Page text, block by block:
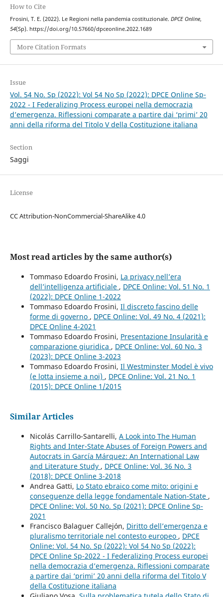
How to Cite
Frosini, T. E. (2022). Le Regioni nella pandemia costituzionale. DPCE Online,
54(Sp). https://doi.org/10.57660/dpceonline.2022.1689
More Citation Formats
Issue
Vol. 54 No. Sp (2022): Vol 54 No Sp (2022): DPCE Online Sp-
2022 - I Federalizing Process europei nella democrazia
d’emergenza. Riflessioni comparate a partire dai ‘primi’ 20
anni della riforma del Titolo V della Costituzione italiana
Section
Saggi
License
CC Attribution-NonCommercial-ShareAlike 4.0
Most read articles by the same author(s)
Tommaso Edoardo Frosini, La privacy nell’era
dell’intelligenza artificiale , DPCE Online: Vol. 51 No. 1
(2022): DPCE Online 1-2022
Tommaso Edoardo Frosini, Il discreto fascino delle
forme di governo , DPCE Online: Vol. 49 No. 4 (2021):
DPCE Online 4-2021
Tommaso Edoardo Frosini, Presentazione Insularità e
comparazione giuridica , DPCE Online: Vol. 60 No. 3
(2023): DPCE Online 3-2023
Tommaso Edoardo Frosini, Il Westminster Model è vivo
(e lotta insieme a noi) , DPCE Online: Vol. 21 No. 1
(2015): DPCE Online 1/2015
Similar Articles
Nicolás Carrillo-Santarelli, A Look into The Human
Rights and Inter-State Abuses of Foreign Powers and
Autocrats in García Márquez: An International Law
and Literature Study , DPCE Online: Vol. 36 No. 3
(2018): DPCE Online 3-2018
Andrea Gatti, Lo Stato ebraico come mito: origini e
conseguenze della legge fondamentale Nation-State ,
DPCE Online: Vol. 50 No. Sp (2021): DPCE Online Sp-
2021
Francisco Balaguer Callejón, Diritto dell’emergenza e
pluralismo territoriale nel contesto europeo , DPCE
Online: Vol. 54 No. Sp (2022): Vol 54 No Sp (2022):
DPCE Online Sp-2022 - I Federalizing Process europei
nella democrazia d’emergenza. Riflessioni comparate
a partire dai ‘primi’ 20 anni della riforma del Titolo V
della Costituzione italiana